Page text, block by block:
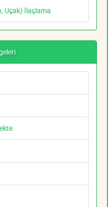
Uçak) İlaçlama